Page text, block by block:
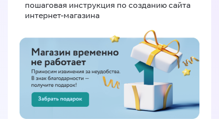
пошаговая инструкция по созданию сайта
интернет-магазина